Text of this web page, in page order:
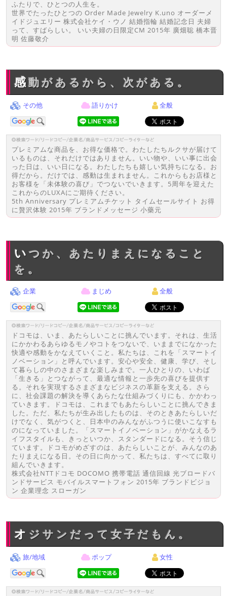
ふたりで、ひとつの人生を。
世界でたったひとつの Order Made Jewelry K.uno オーダーメ
イドジュエリー 株式会社ケイ・ウノ 結婚指輪 結婚記念日 夫婦
って、すばらしい。 いい夫婦の日限定CM 2015年 廣畑聡 橋本晋
明 佐藤敬介
感動があるから、次がある。
その他 語りかけ 全般
プレミアムな商品を、お得な価格で。わたしたちルクサが届けて
いるものは、それだけではありません。いい物や、いい事に出会
った日は、いい日になる。わたしたちも嬉しい気持ちになる。お
得だから。だけでは、感動は生まれません。これからもお店様と
お客様を「未体験の喜び」でつないでいきます。5周年を迎えた
これからのLUXAにご期待ください。
5th Anniversary プレミアムチケット タイムセールサイト お得
に贅沢体験 2015年 ブランドメッセージ 小藥元
いつか、あたりまえになること
を。
企業 まじめ 全般
ドコモは、いま、あたらしいことに挑んでいます。それは、生活
にかかわるあらゆるモノやコトをつないで、いままでになかった
快適や感動をかなえていくこと。私たちは、これを「スマートイ
ノベーション」と呼んでいます。安心や安全、健康、学び、そし
て暮らしの中のさまざまな楽しみまで。一人ひとりの、いわば
「生きる」とつながって、最適な情報と一歩先の喜びを提供す
る。それを実現するさまざまなビジネスの革新を支える。さら
に、社会課題の解決を導くあらたな仕組みづくりにも、かかわっ
ていきます。ドコモは、これまでもあたらしいことに挑んできま
した。ただ、私たちが生み出したものは、そのときあたらしいだ
けでなく、気がつくと、日本中のみんながふつうに使いこなすも
のになっていました。「スマートイノベーション」がかなえるラ
イフスタイルも、きっといつか、スタンダードになる。そう信じ
ています。ドコモがめざすのは、あたらしいことが、みんなのあ
たりまえになる日。その日に向かって、私たちは、すべてに取り
組んでいきます。
株式会社NTTドコモ DOCOMO 携帯電話 通信回線 光ブロードバ
ンドサービス モバイルスマートフォン 2015年 ブランドビジョ
ン 企業理念 スローガン
オジサンだって女子だもん。
旅/地域 ポップ 女性